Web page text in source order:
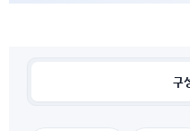
구